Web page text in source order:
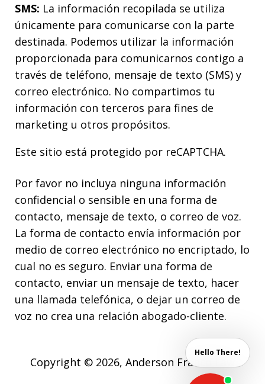
SMS: La información recopilada se utiliza
únicamente para comunicarse con la parte
destinada. Podemos utilizar la información
proporcionada para comunicarnos contigo a
través de teléfono, mensaje de texto (SMS) y
correo electrónico. No compartimos tu
información con terceros para fines de
marketing u otros propósitos.
Este sitio está protegido por reCAPTCHA.
Por favor no incluya ninguna información
confidencial o sensible en una forma de
contacto, mensaje de texto, o correo de voz.
La forma de contacto envía información por
medio de correo electrónico no encriptado, lo
cual no es seguro. Enviar una forma de
contacto, enviar un mensaje de texto, hacer
una llamada telefónica, o dejar un correo de
voz no crea una relación abogado-cliente.
Copyright © 2026, Anderson Franco Law
Hello There!